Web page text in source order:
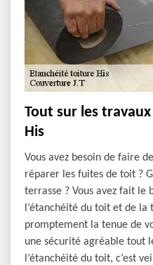
Tout sur les
His
Vous avez besoin de faire
réparer les fuites de toit ?
terrasse ? Vous avez fait le
l’étanchéité du toit et de
promptement la tenue de
une sécurité agréable tout
l’étanchéité du toit, c’est